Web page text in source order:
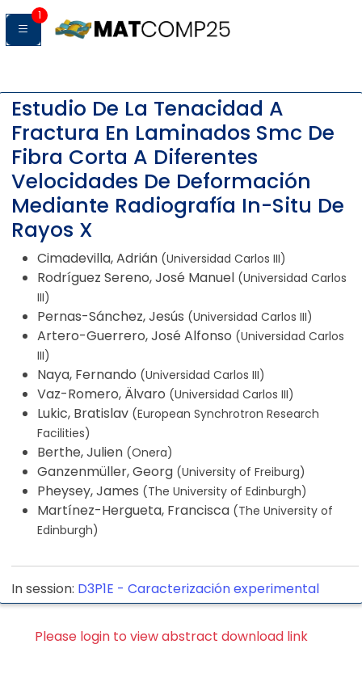
1
Estudio De La Tenacidad A
Fractura En Laminados Smc De
Fibra Corta A Diferentes
Velocidades De Deformación
Mediante Radiografía In-Situ De
Rayos X
Cimadevilla, Adrián (Universidad Carlos III)
Rodríguez Sereno, José Manuel (Universidad Carlos
III)
Pernas-Sánchez, Jesús (Universidad Carlos III)
Artero-Guerrero, José Alfonso (Universidad Carlos
III)
Naya, Fernando (Universidad Carlos III)
Vaz-Romero, Älvaro (Universidad Carlos III)
Lukic, Bratislav (European Synchrotron Research
Facilities)
Berthe, Julien (Onera)
Ganzenmüller, Georg (University of Freiburg)
Pheysey, James (The University of Edinburgh)
Martínez-Hergueta, Francisca (The University of
Edinburgh)
In session: D3P1E - Caracterización experimental
Please login to view abstract download link